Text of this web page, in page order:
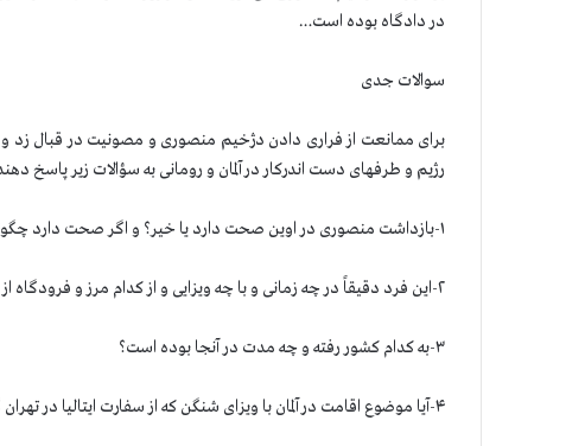
در دادگاه بوده است…
سوالات جدی
برای ممانعت از فراری دادن دژخیم منصوری و مصونیت در قبال زد
رژیم و طرفهای دست اندرکار در آلمان و رومانی به سؤالات زیر پاسخ
۱-بازداشت منصوری در اوین صحت دارد یا خیر؟ و اگر صحت دارد چگونه و چرا آزاد شده و به خارج از کشور رفته است؟
۲-این فرد دقیقاً در چه زمانی و با چه ویزایی و از کدام مرز و فرودگاه از ایران خارج شده ؟
۳-به کدام کشور رفته و چه مدت در آنجا بوده است؟
۴-آیا موضوع اقامت در آلمان با ویزای شنگن که از سفارت ایتالیا در تهران گرفته و موضوع بیماری در آلمان صحت دارد؟